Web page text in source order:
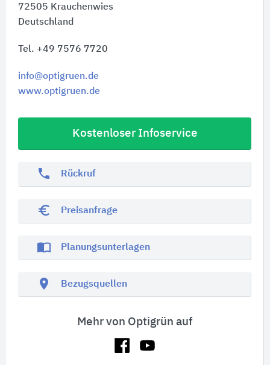
72505 Krauchenwies
Deutschland
Tel. +49 7576 7720
info@optigruen.de
www.optigruen.de
Kostenloser Infoservice
phone Rückruf
euro_symbol Preisanfrage
import_contacts Planungsunterlagen
location_on Bezugsquellen
Mehr von Optigrün auf